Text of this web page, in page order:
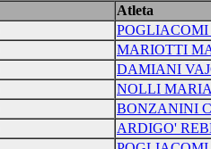
Atleta
MARIOTTI
DAMIANI
NOLLI
BONZANINI
ARDIGO'